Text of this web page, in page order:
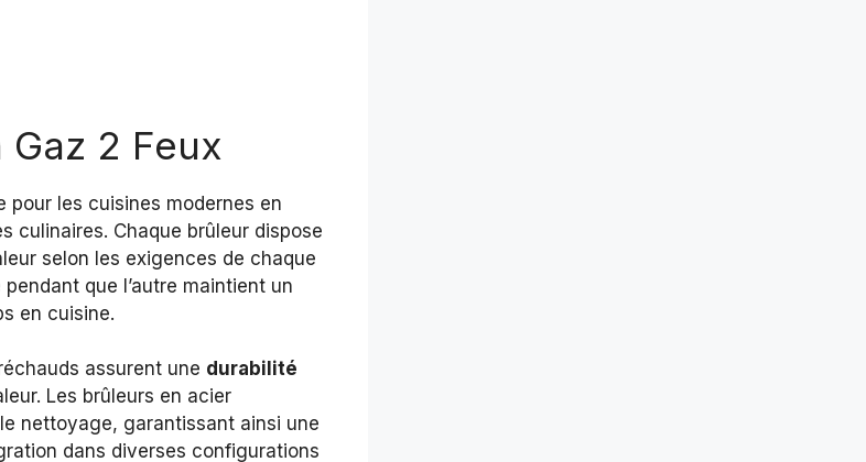
2 Feux
les cuisines modernes en
culinaires. Chaque brûleur dispose
selon les exigences de chaque
que l’autre maintient un
en cuisine.
assurent une durabilité
Les brûleurs en acier
nettoyage, garantissant ainsi une
dans diverses configurations